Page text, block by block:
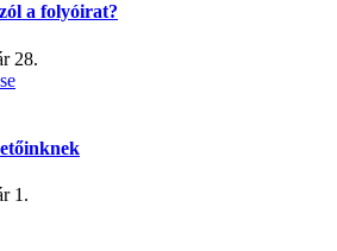
a folyóirat?
28.
1.